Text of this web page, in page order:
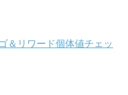
＆リワード個体値チェッ